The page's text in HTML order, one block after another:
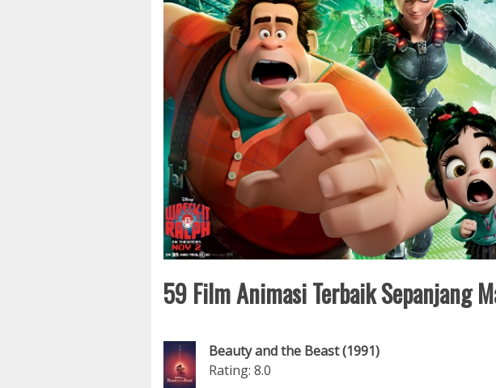
59 Film Animasi Terbaik Sepanjang
Beauty and the Beast (1991)
Rating: 8.0